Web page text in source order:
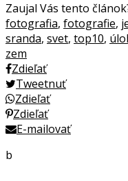
Zaujal Vás tento
fotografia, fotografie,
sranda, svet, top10,
zem
Zdieľať
Tweetnuť
Zdieľať
Zdieľať
E-mailovať
b